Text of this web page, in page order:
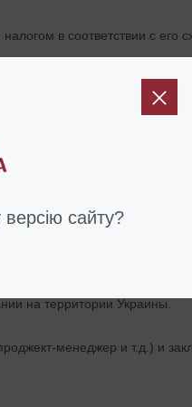
в соответствии с его
грн
уплаты ЕСВ в
физ. лицо (резидент)
представительства и
на территории Украины.
менеджер и т.д.) и
сайту?